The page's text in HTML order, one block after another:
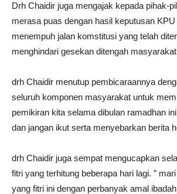
Drh Chaidir juga mengajak kepada pihak-
merasa puas dengan hasil keputusan
menempuh jalan komstitusi yang telah
menghindari gesekan ditengah
drh Chaidir menutup pembicaraannya
seluruh komponen masyarakat untuk
pemikiran kita selama dibulan ramadhan
dan jangan ikut serta menyebarkan berita
drh Chaidir juga sempat mengucapkan
fitri yang terhitung beberapa hari lagi. ”
yang fitri ini dengan perbanyak amal